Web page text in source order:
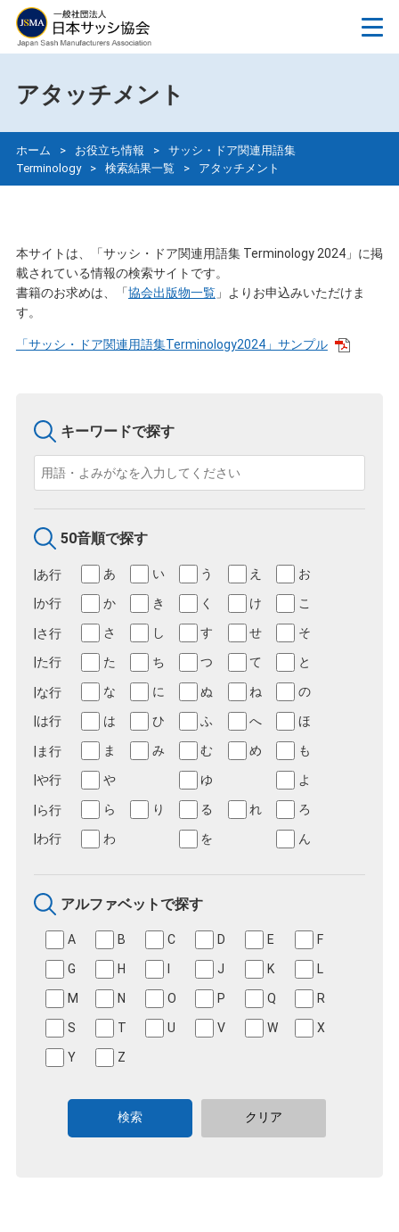
アタッチメント
ホーム > お役立ち情報 >
サッシ・ドア関連用語集
Terminology
> 検索結果一覧 > アタッチメント
本サイトは、「サッシ・ドア関連用語集 Terminology 2024」に掲
載されている情報の検索サイトです。
書籍のお求めは、「協会出版物一覧」よりお申込みいただけま
す。
「サッシ・ドア関連用語集Terminology2024」サンプル
キーワードで探す
50音順で探す
あ い う え お
か き く け こ
さ し す せ そ
た ち つ て と
な に ぬ ね の
は ひ ふ へ ほ
ま み む め も
や ゆ よ
ら り る れ ろ
わ を ん
アルファベットで探す
A B C D E F
G H I J K L
M N O P Q R
S T U V W X
Y Z